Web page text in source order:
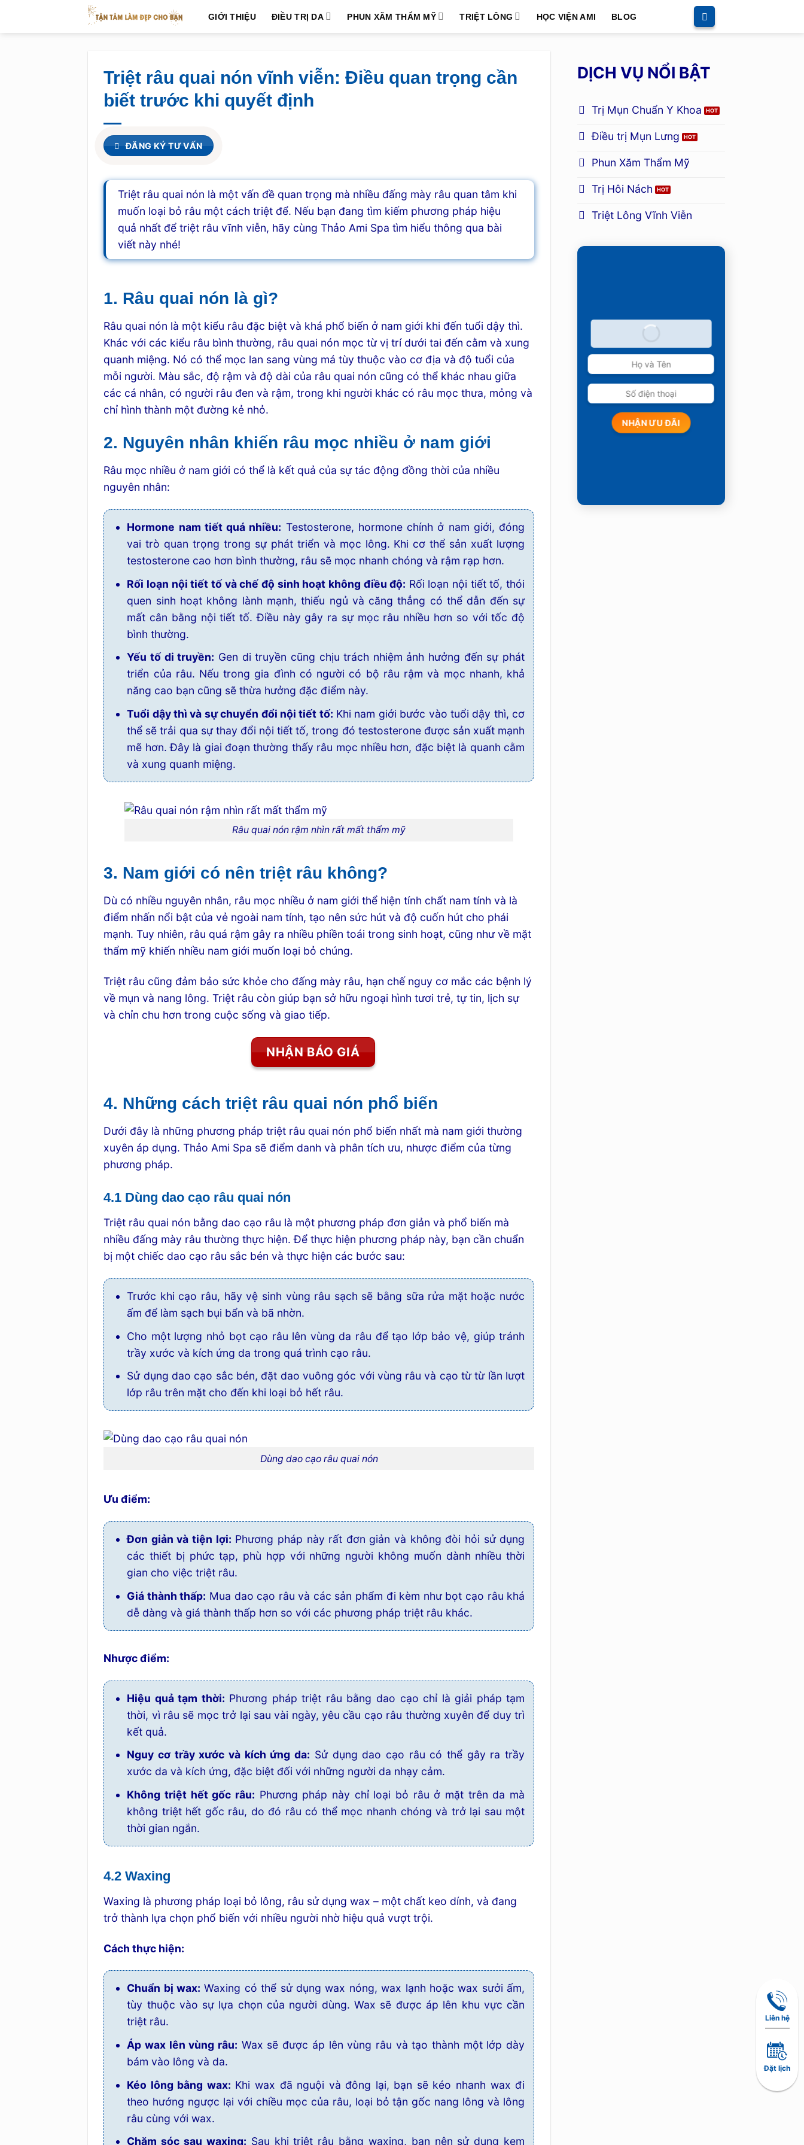
GIỚI THIỆU ĐIỀU TRỊ DA PHUN XĂM THẨM MỸ TRIỆT LÔNG HỌC VIỆN AMI BLOG
Triệt râu quai nón vĩnh viễn: Điều quan trọng cần
biết trước khi quyết định
ĐĂNG KÝ TƯ VẤN
Triệt râu quai nón là một vấn đề quan trọng mà nhiều đấng mày râu quan tâm khi
muốn loại bỏ râu một cách triệt để. Nếu bạn đang tìm kiếm phương pháp hiệu
quả nhất để triệt râu vĩnh viễn, hãy cùng Thảo Ami Spa tìm hiểu thông qua bài
viết này nhé!
1. Râu quai nón là gì?
Râu quai nón là một kiểu râu đặc biệt và khá phổ biến ở nam giới khi đến tuổi dậy thì.
Khác với các kiểu râu bình thường, râu quai nón mọc từ vị trí dưới tai đến cằm và xung
quanh miệng. Nó có thể mọc lan sang vùng má tùy thuộc vào cơ địa và độ tuổi của
mỗi người. Màu sắc, độ rậm và độ dài của râu quai nón cũng có thể khác nhau giữa
các cá nhân, có người râu đen và rậm, trong khi người khác có râu mọc thưa, mỏng và
chỉ hình thành một đường kẻ nhỏ.
2. Nguyên nhân khiến râu mọc nhiều ở nam giới
Râu mọc nhiều ở nam giới có thể là kết quả của sự tác động đồng thời của nhiều
nguyên nhân:
Hormone nam tiết quá nhiều: Testosterone, hormone chính ở nam giới, đóng
vai trò quan trọng trong sự phát triển và mọc lông. Khi cơ thể sản xuất lượng
testosterone cao hơn bình thường, râu sẽ mọc nhanh chóng và rậm rạp hơn.
Rối loạn nội tiết tố và chế độ sinh hoạt không điều độ: Rối loạn nội tiết tố, thói
quen sinh hoạt không lành mạnh, thiếu ngủ và căng thẳng có thể dẫn đến sự
mất cân bằng nội tiết tố. Điều này gây ra sự mọc râu nhiều hơn so với tốc độ
bình thường.
Yếu tố di truyền: Gen di truyền cũng chịu trách nhiệm ảnh hưởng đến sự phát
triển của râu. Nếu trong gia đình có người có bộ râu rậm và mọc nhanh, khả
năng cao bạn cũng sẽ thừa hưởng đặc điểm này.
Tuổi dậy thì và sự chuyển đổi nội tiết tố: Khi nam giới bước vào tuổi dậy thì, cơ
thể sẽ trải qua sự thay đổi nội tiết tố, trong đó testosterone được sản xuất mạnh
mẽ hơn. Đây là giai đoạn thường thấy râu mọc nhiều hơn, đặc biệt là quanh cằm
và xung quanh miệng.
Râu quai nón rậm nhìn rất mất thẩm mỹ
3. Nam giới có nên triệt râu không?
Dù có nhiều nguyên nhân, râu mọc nhiều ở nam giới thể hiện tính chất nam tính và là
điểm nhấn nổi bật của vẻ ngoài nam tính, tạo nên sức hút và độ cuốn hút cho phái
mạnh. Tuy nhiên, râu quá rậm gây ra nhiều phiền toái trong sinh hoạt, cũng như về mặt
thẩm mỹ khiến nhiều nam giới muốn loại bỏ chúng.
Triệt râu cũng đảm bảo sức khỏe cho đấng mày râu, hạn chế nguy cơ mắc các bệnh lý
về mụn và nang lông. Triệt râu còn giúp bạn sở hữu ngoại hình tươi trẻ, tự tin, lịch sự
và chỉn chu hơn trong cuộc sống và giao tiếp.
NHẬN BÁO GIÁ
4. Những cách triệt râu quai nón phổ biến
Dưới đây là những phương pháp triệt râu quai nón phổ biến nhất mà nam giới thường
xuyên áp dụng. Thảo Ami Spa sẽ điểm danh và phân tích ưu, nhược điểm của từng
phương pháp.
4.1 Dùng dao cạo râu quai nón
Triệt râu quai nón bằng dao cạo râu là một phương pháp đơn giản và phổ biến mà
nhiều đấng mày râu thường thực hiện. Để thực hiện phương pháp này, bạn cần chuẩn
bị một chiếc dao cạo râu sắc bén và thực hiện các bước sau:
Trước khi cạo râu, hãy vệ sinh vùng râu sạch sẽ bằng sữa rửa mặt hoặc nước
ấm để làm sạch bụi bẩn và bã nhờn.
Cho một lượng nhỏ bọt cạo râu lên vùng da râu để tạo lớp bảo vệ, giúp tránh
trầy xước và kích ứng da trong quá trình cạo râu.
Sử dụng dao cạo sắc bén, đặt dao vuông góc với vùng râu và cạo từ từ lần lượt
lớp râu trên mặt cho đến khi loại bỏ hết râu.
Dùng dao cạo râu quai nón
Ưu điểm:
Đơn giản và tiện lợi: Phương pháp này rất đơn giản và không đòi hỏi sử dụng
các thiết bị phức tạp, phù hợp với những người không muốn dành nhiều thời
gian cho việc triệt râu.
Giá thành thấp: Mua dao cạo râu và các sản phẩm đi kèm như bọt cạo râu khá
dễ dàng và giá thành thấp hơn so với các phương pháp triệt râu khác.
Nhược điểm:
Hiệu quả tạm thời: Phương pháp triệt râu bằng dao cạo chỉ là giải pháp tạm
thời, vì râu sẽ mọc trở lại sau vài ngày, yêu cầu cạo râu thường xuyên để duy trì
kết quả.
Nguy cơ trầy xước và kích ứng da: Sử dụng dao cạo râu có thể gây ra trầy
xước da và kích ứng, đặc biệt đối với những người da nhạy cảm.
Không triệt hết gốc râu: Phương pháp này chỉ loại bỏ râu ở mặt trên da mà
không triệt hết gốc râu, do đó râu có thể mọc nhanh chóng và trở lại sau một
thời gian ngắn.
4.2 Waxing
Waxing là phương pháp loại bỏ lông, râu sử dụng wax – một chất keo dính, và đang
trở thành lựa chọn phổ biến với nhiều người nhờ hiệu quả vượt trội.
Cách thực hiện:
Chuẩn bị wax: Waxing có thể sử dụng wax nóng, wax lạnh hoặc wax sưởi ấm,
tùy thuộc vào sự lựa chọn của người dùng. Wax sẽ được áp lên khu vực cần
triệt râu.
Áp wax lên vùng râu: Wax sẽ được áp lên vùng râu và tạo thành một lớp dày
bám vào lông và da.
Kéo lông bằng wax: Khi wax đã nguội và đông lại, bạn sẽ kéo nhanh wax đi
theo hướng ngược lại với chiều mọc của râu, loại bỏ tận gốc nang lông và lông
râu cùng với wax.
Chăm sóc sau waxing: Sau khi triệt râu bằng waxing, bạn nên sử dụng kem
DỊCH VỤ NỔI BẬT
Trị Mụn Chuẩn Y Khoa
Điều trị Mụn Lưng
Phun Xăm Thẩm Mỹ
Trị Hôi Nách
Triệt Lông Vĩnh Viễn
Liên hệ
Đặt lịch